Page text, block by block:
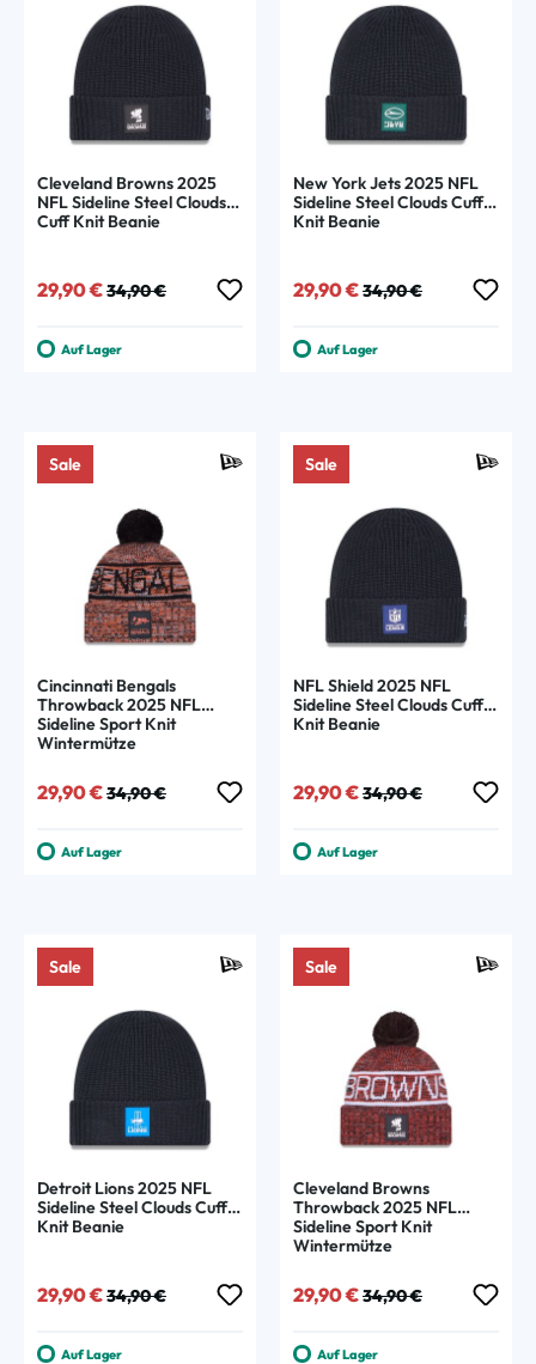
Cleveland Browns 2025
NFL Sideline Steel Clouds
Cuff Knit Beanie
Verkaufspreis:
29,90 € Regulärer Preis:
34,90 €
Auf Lager
New York Jets 2025 NFL
Sideline Steel Clouds Cuff
Knit Beanie
Verkaufspreis:
29,90 € Regulärer Preis:
34,90 €
Auf Lager
Sale
Cincinnati Bengals
Throwback 2025 NFL
Sideline Sport Knit
Wintermütze
Verkaufspreis:
29,90 € Regulärer Preis:
34,90 €
Auf Lager
Sale
NFL Shield 2025 NFL
Sideline Steel Clouds Cuff
Knit Beanie
Verkaufspreis:
29,90 € Regulärer Preis:
34,90 €
Auf Lager
Sale
Detroit Lions 2025 NFL
Sideline Steel Clouds Cuff
Knit Beanie
Verkaufspreis:
29,90 € Regulärer Preis:
34,90 €
Auf Lager
Sale
Cleveland Browns
Throwback 2025 NFL
Sideline Sport Knit
Wintermütze
Verkaufspreis:
29,90 € Regulärer Preis:
34,90 €
Auf Lager